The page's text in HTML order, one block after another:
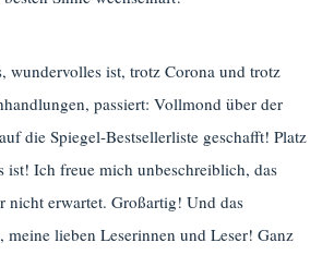
wundervolles ist, trotz Corona und trotz
passiert: Vollmond über der
die Spiegel-Bestsellerliste geschafft! Platz
ist! Ich freue mich unbeschreiblich, das
nicht erwartet. Großartig! Und das
meine lieben Leserinnen und Leser! Ganz